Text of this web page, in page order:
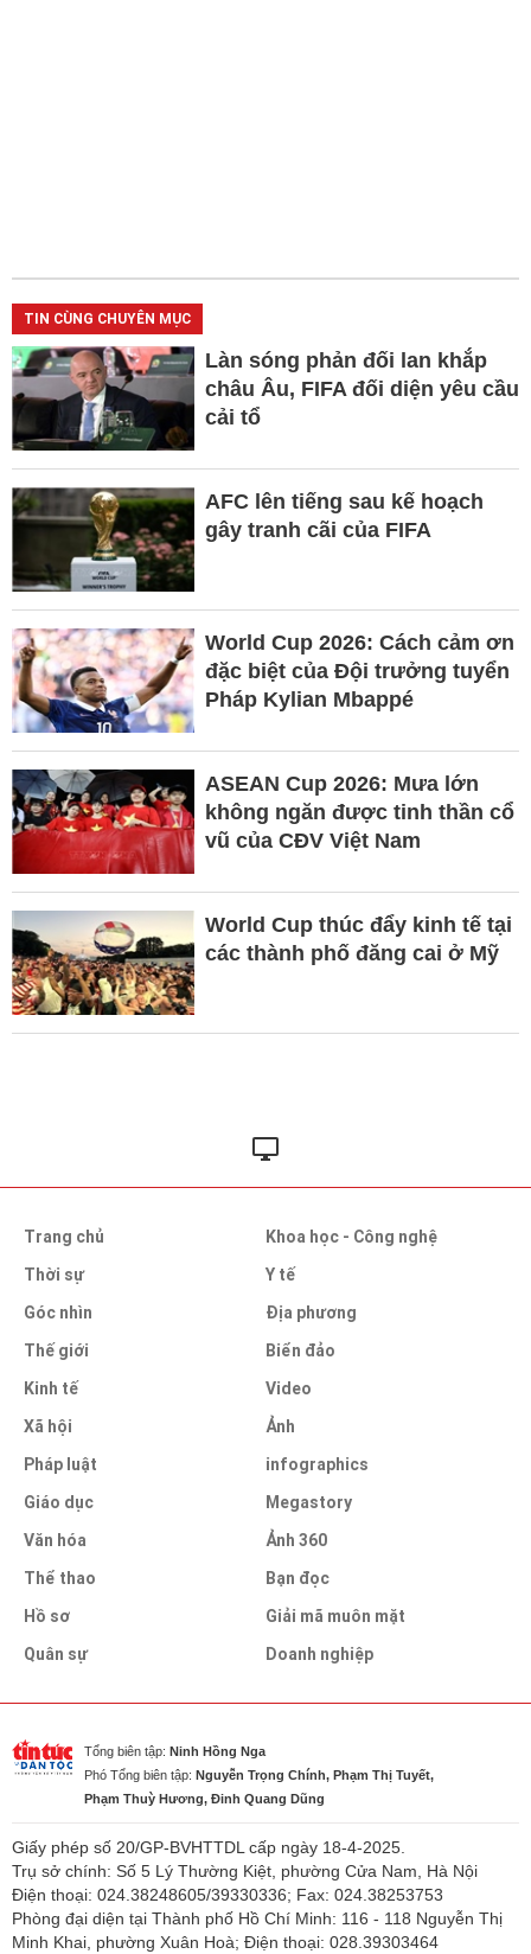
TIN CÙNG CHUYÊN MỤC
Làn sóng phản đối lan khắp
châu Âu, FIFA đối diện yêu cầu
cải tổ
AFC lên tiếng sau kế hoạch
gây tranh cãi của FIFA
World Cup 2026: Cách cảm ơn
đặc biệt của Đội trưởng tuyển
Pháp Kylian Mbappé
ASEAN Cup 2026: Mưa lớn
không ngăn được tinh thần cổ
vũ của CĐV Việt Nam
World Cup thúc đẩy kinh tế tại
các thành phố đăng cai ở Mỹ
Trang chủ
Thời sự
Góc nhìn
Thế giới
Kinh tế
Xã hội
Pháp luật
Giáo dục
Văn hóa
Thể thao
Hồ sơ
Quân sự
Khoa học - Công nghệ
Y tế
Địa phương
Biển đảo
Video
Ảnh
infographics
Megastory
Ảnh 360
Bạn đọc
Giải mã muôn mặt
Doanh nghiệp
Tổng biên tập: Ninh Hồng Nga
Phó Tổng biên tập: Nguyễn Trọng Chính, Phạm Thị Tuyết,
Phạm Thuỳ Hương, Đinh Quang Dũng
Giấy phép số 20/GP-BVHTTDL cấp ngày 18-4-2025.
Trụ sở chính: Số 5 Lý Thường Kiệt, phường Cửa Nam, Hà Nội
Điện thoại: 024.38248605/39330336; Fax: 024.38253753
Phòng đại diện tại Thành phố Hồ Chí Minh: 116 - 118 Nguyễn Thị
Minh Khai, phường Xuân Hoà; Điện thoại: 028.39303464